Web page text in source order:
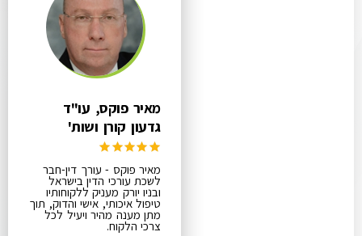
מאיר פוקס, עו"ד
גדעון קורן ושות'
מאיר פוקס - עורך דין-חבר
לשכת עורכי הדין בישראל
ובניו יורק מעניק ללקוחותיו
טיפול איכותי, אישי והדוק, תוך
מתן מענה מהיר ויעיל לכל
צרכי הלקוח.